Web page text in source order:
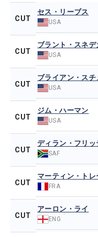
CUT
セス・リーブス
USA
CUT
ブラント・スネデ
USA
CUT
ブライアン・スチ
USA
CUT
ジム・ハーマン
USA
CUT
ディラン・フリッ
SAF
CUT
マーティン・トレ
FRA
CUT
アーロン・ライ
ENG